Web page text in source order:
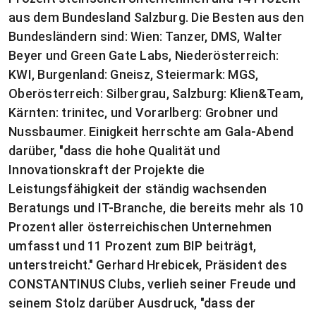
aus dem Bundesland Salzburg. Die Besten aus den
Bundesländern sind: Wien: Tanzer, DMS, Walter
Beyer und Green Gate Labs, Niederösterreich:
KWI, Burgenland: Gneisz, Steiermark: MGS,
Oberösterreich: Silbergrau, Salzburg: Klien&Team,
Kärnten: trinitec, und Vorarlberg: Grobner und
Nussbaumer. Einigkeit herrschte am Gala-Abend
darüber, "dass die hohe Qualität und
Innovationskraft der Projekte die
Leistungsfähigkeit der ständig wachsenden
Beratungs und IT-Branche, die bereits mehr als 10
Prozent aller österreichischen Unternehmen
umfasst und 11 Prozent zum BIP beiträgt,
unterstreicht." Gerhard Hrebicek, Präsident des
CONSTANTINUS Clubs, verlieh seiner Freude und
seinem Stolz darüber Ausdruck, "dass der